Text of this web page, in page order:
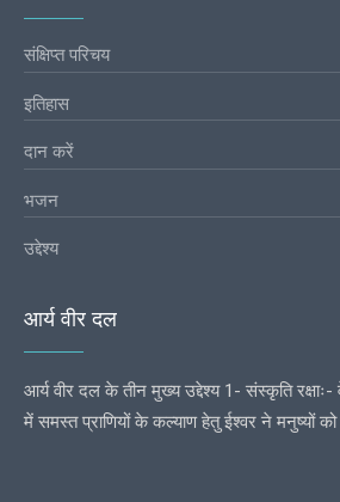
संक्षिप्त परिचय
इतिहास
दान करें
भजन
उद्देश्य
आर्य वीर दल
आर्य वीर दल के तीन मुख्य उद्देश्य 1- संस्कृति
में समस्त प्राणियों के कल्याण हेतु ईश्वर ने मनुष्यों को